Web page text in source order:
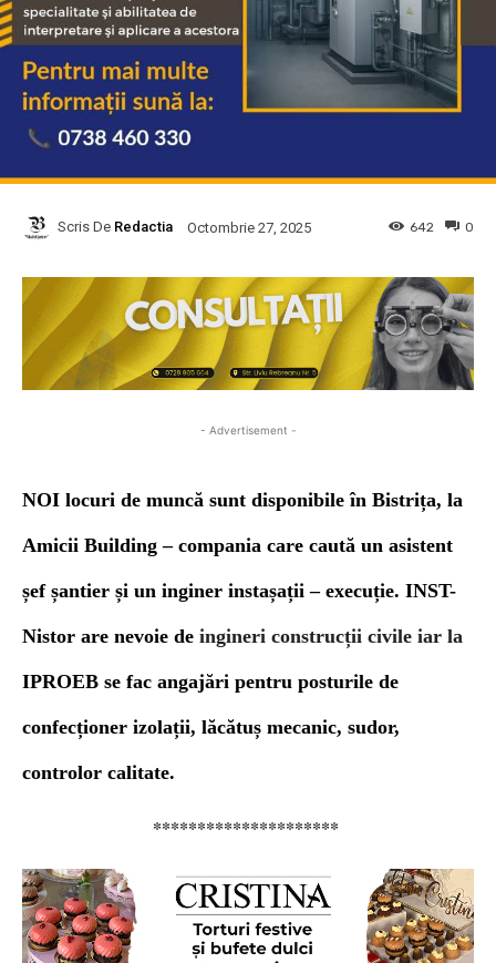
Scris De Redactia Octombrie 27, 2025 0
642
- Advertisement -
NOI locuri de muncă sunt disponibile în Bistrița, la
Amicii Building – compania care caută un asistent
șef șantier și un inginer instașații – execuție. INST-
Nistor are nevoie de ingineri construcții civile iar la
IPROEB se fac angajări pentru posturile de
confecționer izolații, lăcătuș mecanic, sudor,
controlor calitate.
*********************